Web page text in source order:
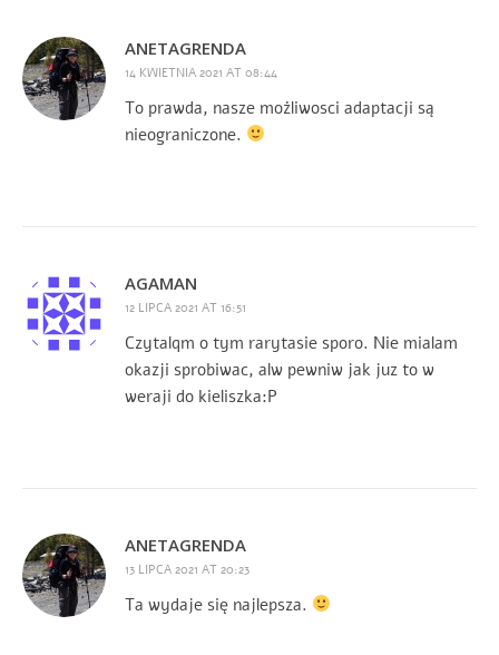
ANETAGRENDA
14 KWIETNIA 2021 AT 08:44
To prawda, nasze możliwosci adaptacji są
nieograniczone.
AGAMAN
12 LIPCA 2021 AT 16:51
Czytalqm o tym rarytasie sporo. Nie mialam
okazji sprobiwac, alw pewniw jak juz to w
weraji do kieliszka:P
ANETAGRENDA
13 LIPCA 2021 AT 20:23
Ta wydaje się najlepsza.